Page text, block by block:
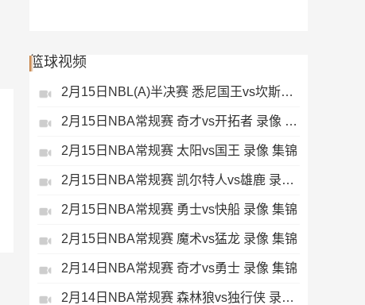
篮球视频
2月15日NBL(A)半决赛 悉尼国王vs坎斯大班 录像 集锦
2月15日NBA常规赛 奇才vs开拓者 录像 集锦
2月15日NBA常规赛 太阳vs国王 录像 集锦
2月15日NBA常规赛 凯尔特人vs雄鹿 录像 集锦
2月15日NBA常规赛 勇士vs快船 录像 集锦
2月15日NBA常规赛 魔术vs猛龙 录像 集锦
2月14日NBA常规赛 奇才vs勇士 录像 集锦
2月14日NBA常规赛 森林狼vs独行侠 录像 集锦